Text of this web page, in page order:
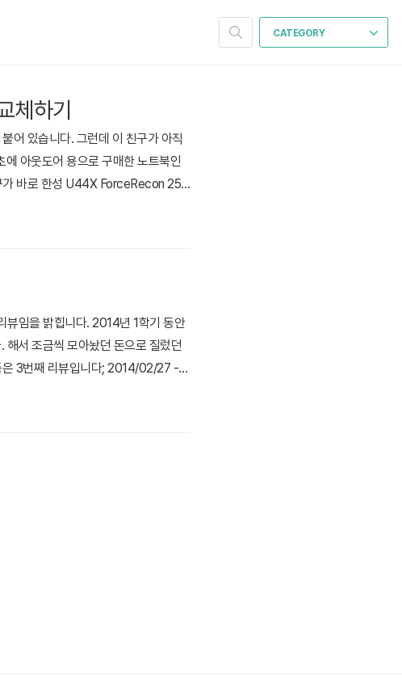
CATEGORY
하기
있습니다. 그런데 이 친구가 아직
아웃도어 용으로 구매한 노트북인
가 바로 한성 U44X ForceRecon 250
만원 대의 가격을 형성하고 있는 괜
뷰임을 밝힙니다. 2014년 1학기 동안
서 조금씩 모아놨던 돈으로 질렀던
은 3번째 리뷰입니다; 2014/02/27 -
GO184 리뷰, 사용기 6월 말에 구매